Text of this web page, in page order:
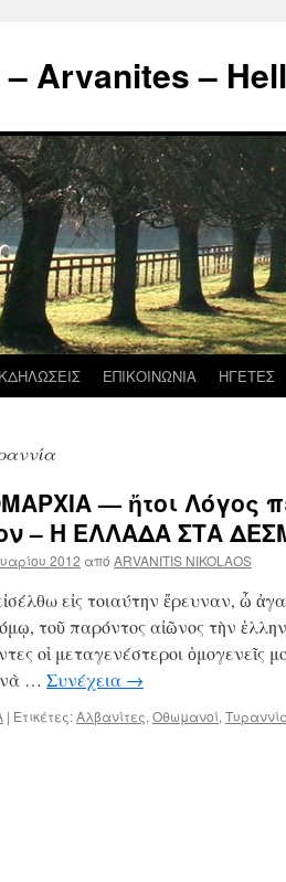
Arvanites –
ΕΠΙΚΟΙΝΩΝΙΑ ΗΓΕΤΕΣ
— ἤτοι Λόγος
– Η ΕΛΛΑΔΑ ΣΤΑ
2012 από ARVANITIS NIKOLAOS
εἰς τοιαύτην ἔρευναν, ὦ
τοῦ παρόντος αἰῶνος τὴν
οἱ μεταγενέστεροι ὁμογενεῖς
νὰ … Συνέχεια →
| Ετικέτες:Αλβανίτες, Οθωμανοί,